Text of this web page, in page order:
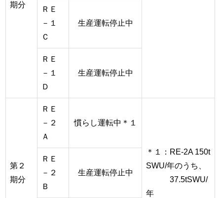
期分
ＲＥ
－１
Ｃ
生産運転停止中
ＲＥ
－１
Ｄ
生産運転停止中
第２
期分
ＲＥ
－２
Ａ
慣らし運転中＊１
＊１：RE-2A 150t
SWU/年のうち、
37.5tSWU/
年
ＲＥ
－２
Ｂ
生産運転停止中